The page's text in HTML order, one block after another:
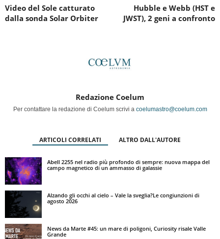
Video del Sole catturato
dalla sonda Solar Orbiter
Hubble e Webb (HST e
JWST), 2 geni a confronto
Redazione Coelum
Per contattare la redazione di Coelum scrivi a coelumastro@coelum.com
ARTICOLI CORRELATI ALTRO DALL'AUTORE
Abell 2255 nel radio più profondo di sempre: nuova mappa del
campo magnetico di un ammasso di galassie
Alzando gli occhi al cielo – Vale la sveglia?Le congiunzioni di
agosto 2026
News da Marte #45: un mare di poligoni, Curiosity risale Valle
Grande